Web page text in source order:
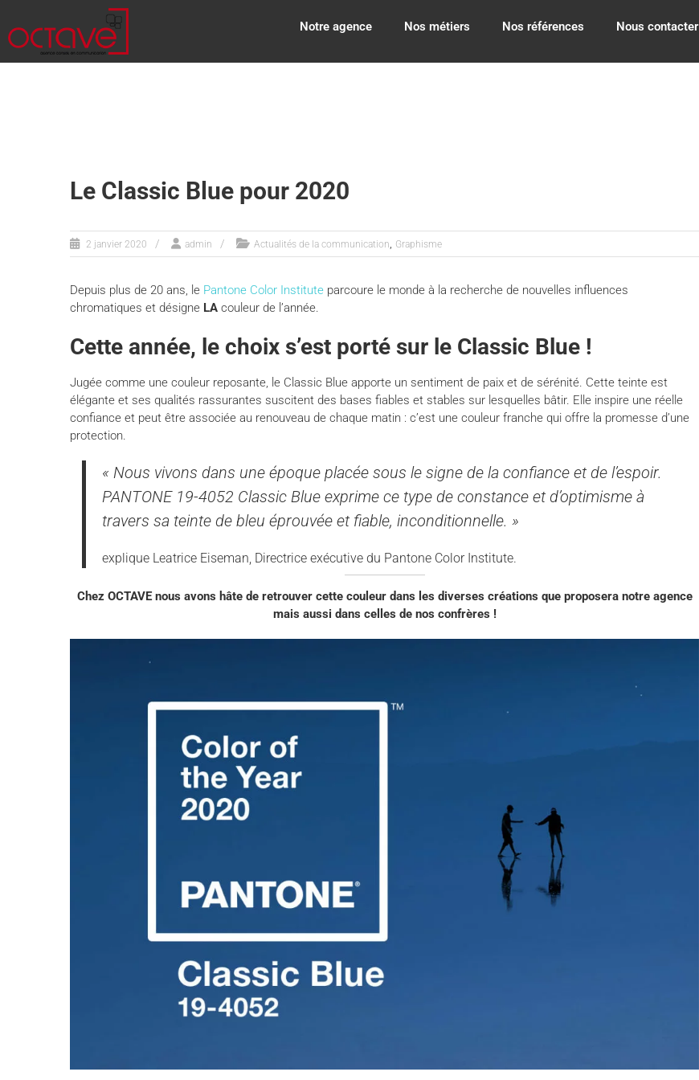
Notre agence Nos métiers Nos références Nous contacter
Le Classic Blue pour 2020
2 janvier 2020 admin Actualités de la communication, Graphisme
Depuis plus de 20 ans, le Pantone Color Institute parcoure le monde à la recherche de nouvelles influences
chromatiques et désigne LA couleur de l’année.
Cette année, le choix s’est porté sur le Classic Blue !
Jugée comme une couleur reposante, le Classic Blue apporte un sentiment de paix et de sérénité. Cette teinte est
élégante et ses qualités rassurantes suscitent des bases fiables et stables sur lesquelles bâtir. Elle inspire une réelle
confiance et peut être associée au renouveau de chaque matin : c’est une couleur franche qui offre la promesse d’une
protection.
« Nous vivons dans une époque placée sous le signe de la confiance et de l’espoir.
PANTONE 19-4052 Classic Blue exprime ce type de constance et d’optimisme à
travers sa teinte de bleu éprouvée et fiable, inconditionnelle. »
explique Leatrice Eiseman, Directrice exécutive du Pantone Color Institute.
Chez OCTAVE nous avons hâte de retrouver cette couleur dans les diverses créations que proposera notre agence
mais aussi dans celles de nos confrères !